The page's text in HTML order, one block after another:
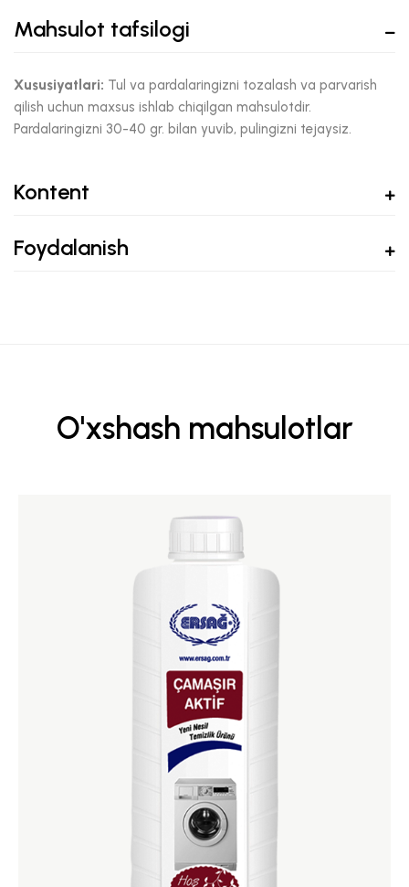
Mahsulot tafsilogi
Xususiyatlari: Tul va pardalaringizni tozalash va parvarish
qilish uchun maxsus ishlab chiqilgan mahsulotdir.
Pardalaringizni 30-40 gr. bilan yuvib, pulingizni tejaysiz.
Kontent
Foydalanish
O'xshash mahsulotlar